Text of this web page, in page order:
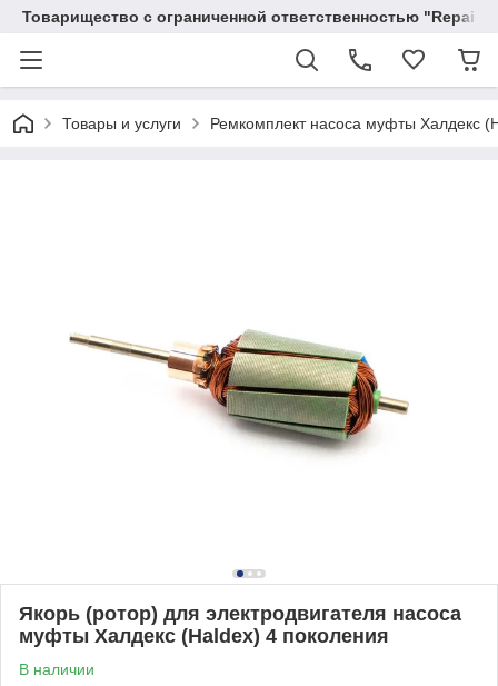
Товарищество с ограниченной ответственностью
Товары и услуги Ремкомплект насоса муфты Халдекс
Якорь (ротор) для электродвигателя насоса
муфты Халдекс (Haldex) 4 поколения
В наличии